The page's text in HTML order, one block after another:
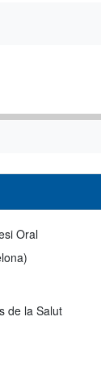
Oral
de la Salut